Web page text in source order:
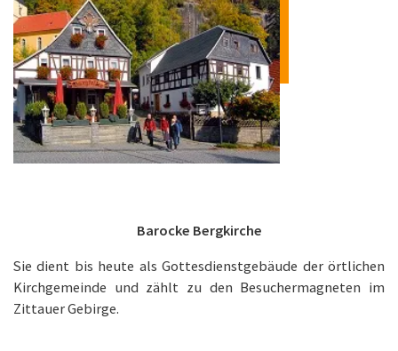
Barocke Bergkirche
Sie dient bis heute als Gottesdienstgebäude der örtlichen
Kirchgemeinde und zählt zu den Besuchermagneten im
Zittauer Gebirge.